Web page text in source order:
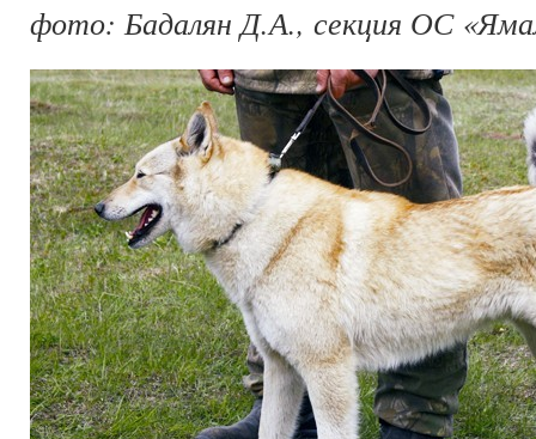
фото: Бадалян Д.А., секция ОС